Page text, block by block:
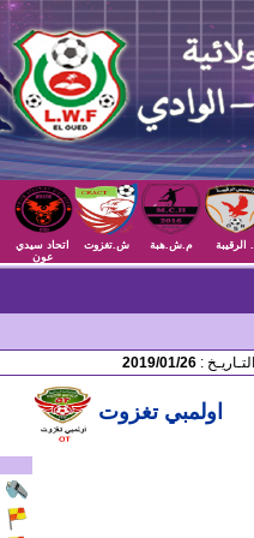
أ. الرقيبة م.ش.هبة ش.تغزوت
اتحاد سيدي
عون
التـاريـخ :2019/01/26
اولمبي تغزوت